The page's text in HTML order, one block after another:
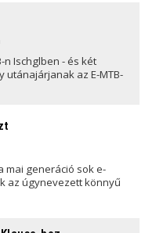
n Ischglben - és két
utánajárjanak az E-MTB-
mai generáció sok e-
az úgynevezett könnyű